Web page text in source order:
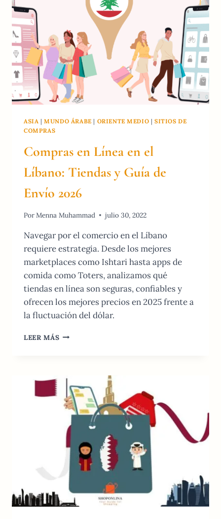
ASIA |MUNDO ÁRABE | ORIENTE MEDIO |SITIOS DE
COMPRAS
Compras en Línea en el
Líbano: Tiendas y Guía de
Envío 2026
PorMenna Muhammad julio 30, 2022
Navegar por el comercio en el Líbano
requiere estrategia. Desde los mejores
marketplaces como Ishtari hasta apps de
comida como Toters, analizamos qué
tiendas en línea son seguras, confiables y
ofrecen los mejores precios en 2025 frente a
la fluctuación del dólar.
LEER MÁS COMPRAS
EL
LÍBANO:
TIENDAS
Y
GUÍA
DE
ENVÍO
2026